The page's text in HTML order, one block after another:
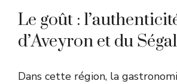
Le goût :
d’Aveyron et du
Dans cette région, la